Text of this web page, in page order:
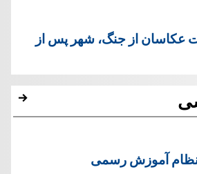
عکاسان از جنگ، شهر پس از
نظام آموزش رسمی